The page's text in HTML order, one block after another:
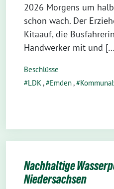
2026 Morgens um
schon wach. Der
Kitaauf, die
Handwerker mit und
Beschlüsse
LDK, Emden,
Nachhaltige
Niedersachsen